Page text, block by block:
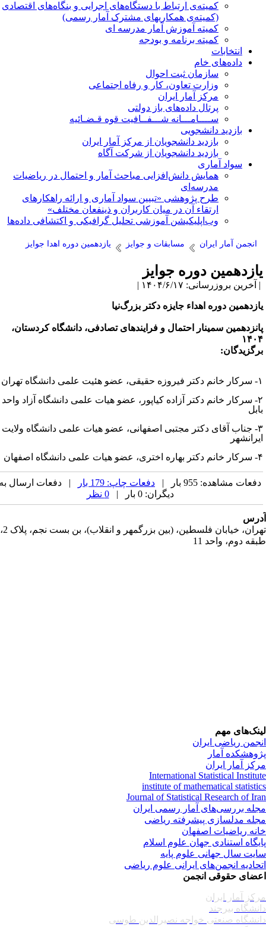
کمیته‌ی ارتباط با دستگاه‌های اجرایی و بنگاه‌های اقتصادی
(کمیته‌ی همکاریهای مشترک آمار رسمی)
کمیته آموزش آمار مدرسه ای
کمیته برنامه و بودجه
انتخابات
داده‌های خام
سازمان ثبت احوال
وزارت تعاون، کار و رفاه اجتماعی
مرکز آمار ایران
پرتال داده‌های باز دولتی
ســــامـــانه شـــفــافیت قوه قـضـائیه
بازدید دانشجویی
بازدید دانشجویان از مرکز آمار ایران
بازدید دانشجویان از شرکت آگاه
سواد آماری
همایش دانش‌افزایی مباحث آمار و احتمال در ریاضیات
مدرسه‌ای
طرح پژوهشی «تبیین سواد آماری و ارائه راهکارهای
ارتقاء آن در میان کاربران و ذینفعان مختلف»
وب‌اپلیکیشن آموزشی تحلیل گرافیکی و اکتشافی داده‌ها
انجمن آمار ایران مسابقات و جوایز یازدهمین دوره اهدا جوایز
دوره جوایز
بروزرسانی: ۱۴۰۴/۶/۱۷ |
دوره اهداء جایزه دکتر بزرگ‌نیا
سمینار احتمال و فرایندهای تصادفی، دانشگاه کردستان،
سرکار خانم دکتر فیروزه حقیقی، عضو هئیت علمی دانشگاه تهران
سرکار خانم دکتر آزاده کیاپور، عضو هیات علمی دانشگاه آزاد واحد
جناب آقای دکتر مجتبی اصفهانی، عضو هیات علمی دانشگاه ولایت
سرکار خانم دکتر بهاره اختری، عضو هیات علمی دانشگاه اصفهان
مشاهده: 955 بار | دفعات چاپ: 179 بار
| دفعات ارسال به
دیگران: 0 بار |
تهران، خیابان فلسطین، (بین بزرگمهر و انقلاب)، بن بست نجم، پلاک 2،
دوم، واحد 11
مهم
ریاضی ایران
آمار
آمار ایران
International Statistical
institute of mathematical
Journal of Statistical Research of
بررسی‌های آمار رسمی ایران
مدلسازی پیشرفته ریاضی
ریاضیات اصفهان
استنادی جهان علوم اسلام
سال جهانی علوم پایه
انجمن‌های ایرانی علوم ریاضی
حقوقی انجمن
آمار ایران
بیرجند
صنعتی خواجه نصیرالدین طوسی